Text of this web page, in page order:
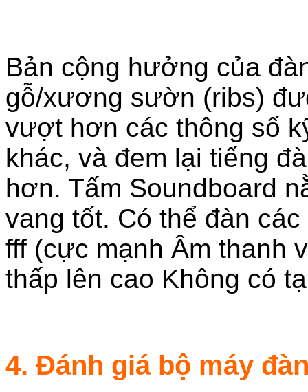
Bản cộng hưởng của
gỗ/xương sườn (ribs)
vượt hơn các thông số
khác, và đem lại tiếng
hơn. Tấm Soundboard
vang tốt. Có thể đàn
fff (cực mạnh Âm thanh
thấp lên cao Không có
4. Đánh giá bộ máy